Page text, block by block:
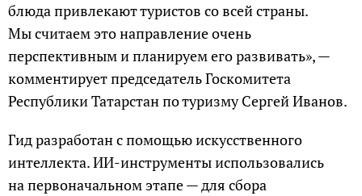
блюда привлекают туристов со всей страны.
Мы считаем это направление очень
перспективным и планируем его развивать», —
комментирует председатель Госкомитета
Республики Татарстан по туризму Сергей Иванов.
Гид разработан с помощью искусственного
интеллекта. ИИ-инструменты использовались
на первоначальном этапе — для сбора